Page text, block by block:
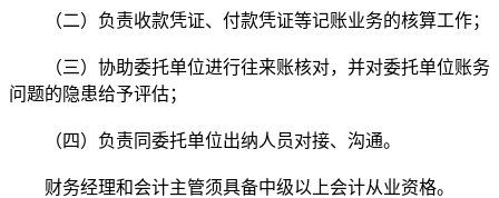
（二）负责收款凭证、付款凭证等记账业务的核算工作；
（三）协助委托单位进行往来账核对，并对委托单位账务
问题的隐患给予评估；
（四）负责同委托单位出纳人员对接、沟通。
财务经理和会计主管须具备中级以上会计从业资格。